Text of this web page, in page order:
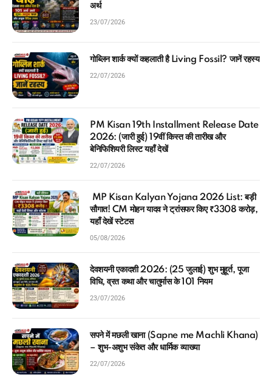
अर्थ
23/07/2026
गोब्लिन शार्क क्यों कहलाती है Living Fossil? जानें रहस्य
22/07/2026
PM Kisan 19th Installment Release Date
2026: (जारी हुई) 19वीं किस्त की तारीख और
बेनिफिशियरी लिस्ट यहाँ देखें
22/07/2026
MP Kisan Kalyan Yojana 2026 List: बड़ी
सौगात! CM मोहन यादव ने ट्रांसफर किए ₹3308 करोड़,
यहाँ देखें स्टेटस
05/08/2026
देवशयनी एकादशी 2026: (25 जुलाई) शुभ मुहूर्त, पूजा
विधि, व्रत कथा और चातुर्मास के 101 नियम
23/07/2026
सपने में मछली खाना (Sapne me Machli Khana)
– शुभ-अशुभ संकेत और धार्मिक व्याख्या
22/07/2026